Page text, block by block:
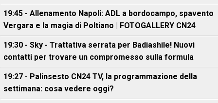
19:45 - Allenamento Napoli: ADL a bordocampo, spavento
Vergara e la magia di Poltiano | FOTOGALLERY CN24
19:30 - Sky - Trattativa serrata per Badiashile! Nuovi
contatti per trovare un compromesso sulla formula
19:27 - Palinsesto CN24 TV, la programmazione della
settimana: cosa vedere oggi?